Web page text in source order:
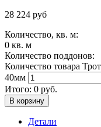
28 224 руб
Количество, кв. м:
0 кв. м
Количество поддонов:
Количество товара
40мм
Итого: 0 руб.
В корзину
Детали